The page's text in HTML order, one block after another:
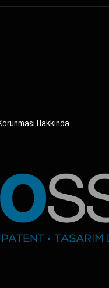
Hakkında